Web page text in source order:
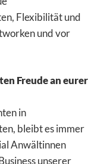
Flexibilität und
und vor
Freude an eurer
in
bleibt es immer
Anwältinnen
unserer